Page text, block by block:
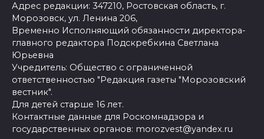
Адрес редакции: 347210, Ростовская область, г.
Морозовск, ул. Ленина 206,
Временно Исполняющий обязанности директора-
главного редактора Подскребкина Светлана
Юрьевна
Учредитель: Общество с ограниченной
ответственностью "Редакция газеты "Морозовский
вестник".
Для детей старше 16 лет.
Контактные данные для Роскомнадзора и
государственных органов: morozvest@yandex.ru